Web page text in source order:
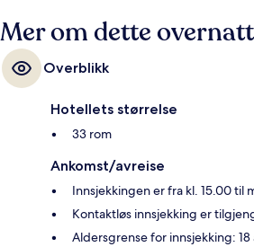
Mer om dette
Overblikk
Hotellets størrelse
33 rom
Ankomst/avreise
Innsjekkingen er fra kl. 15.00 til
Kontaktløs innsjekking er
Aldersgrense for innsjekking: 18